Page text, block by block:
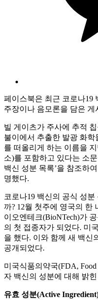
페이스북은 최근 코로나19
주장이나 음모론을 담은
빌 게이츠가 주사에 추적
불이에서 추출한 발광 화
를 떠올리게 하는 이름을
소)를 포함하고 있다는 소
백신 성분 목록’을 참조하
명했다.
코로나19 백신의 공식 성
까? 12월 첫주에 영국의 한
이오엔테크(BioNTech)가
의 첫 접종자가 되었다. 미
을 했다. 이와 함께 새 백신
공개되었다.
미국식품의약국(FDA, Food
자 백신의 성분에 대해 밝
유효 성분(Active